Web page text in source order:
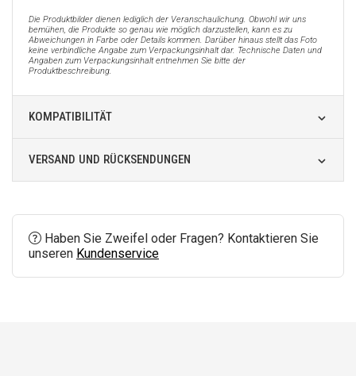
Die Produktbilder dienen lediglich der Veranschaulichung. Obwohl wir uns
bemühen, die Produkte so genau wie möglich darzustellen, kann es zu
Abweichungen in Farbe oder Details kommen. Darüber hinaus stellt das Foto
keine verbindliche Angabe zum Verpackungsinhalt dar. Technische Daten und
Angaben zum Verpackungsinhalt entnehmen Sie bitte der
Produktbeschreibung.
KOMPATIBILITÄT
VERSAND UND RÜCKSENDUNGEN
Haben Sie Zweifel oder Fragen? Kontaktieren Sie
unseren Kundenservice